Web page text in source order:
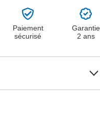
Paiement
sécurisé
Garantie
2 ans